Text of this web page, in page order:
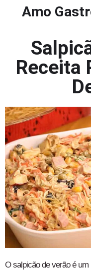
Amo
Receita
O salpicão de verão é